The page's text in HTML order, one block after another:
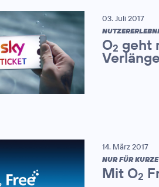
03. Juli 2017
O2 geht
14. März 2017
NUR FÜR
Mit O2